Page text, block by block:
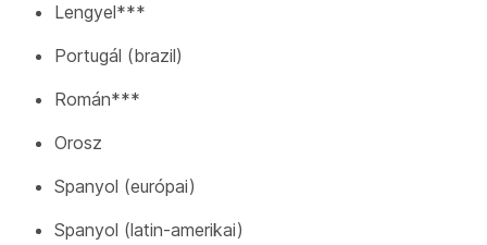
Lengyel***
Portugál (brazil)
Román***
Orosz
Spanyol (európai)
Spanyol (latin-amerikai)